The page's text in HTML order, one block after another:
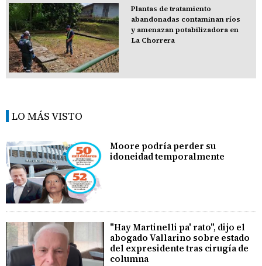
Plantas de tratamiento
abandonadas contaminan ríos
y amenazan potabilizadora en
La Chorrera
LO MÁS VISTO
Moore podría perder su
idoneidad temporalmente
"Hay Martinelli pa' rato", dijo el
abogado Vallarino sobre estado
del expresidente tras cirugía de
columna